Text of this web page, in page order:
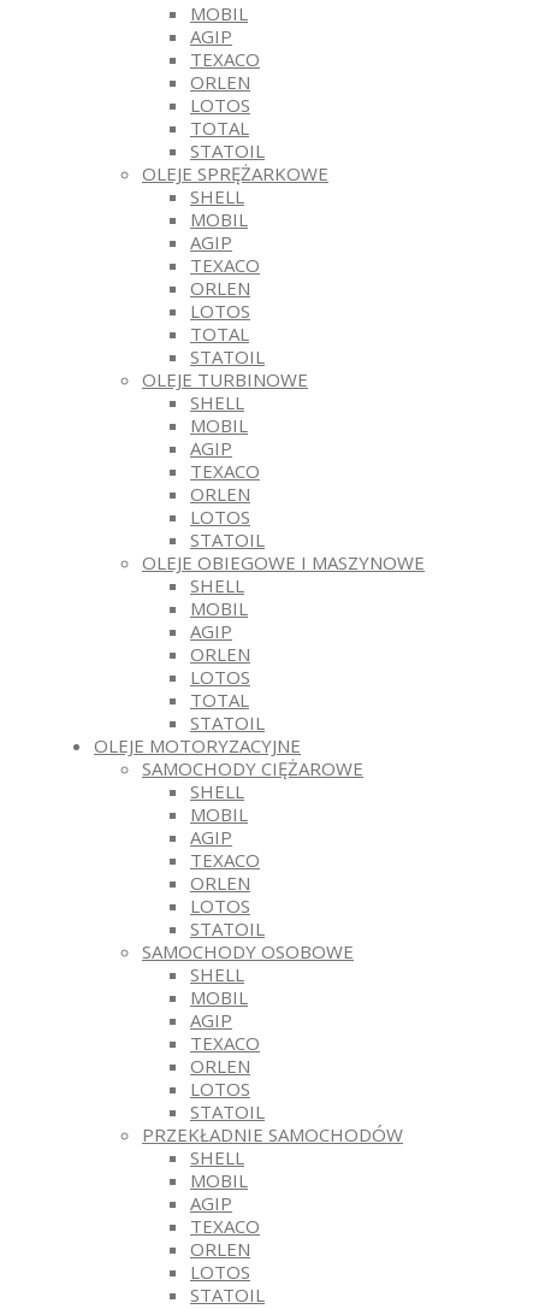
MOBIL
AGIP
TEXACO
ORLEN
LOTOS
TOTAL
STATOIL
OLEJE SPRĘŻARKOWE
SHELL
MOBIL
AGIP
TEXACO
ORLEN
LOTOS
TOTAL
STATOIL
OLEJE TURBINOWE
SHELL
MOBIL
AGIP
TEXACO
ORLEN
LOTOS
STATOIL
OLEJE OBIEGOWE I MASZYNOWE
SHELL
MOBIL
AGIP
ORLEN
LOTOS
TOTAL
STATOIL
OLEJE MOTORYZACYJNE
SAMOCHODY CIĘŻAROWE
SHELL
MOBIL
AGIP
TEXACO
ORLEN
LOTOS
STATOIL
SAMOCHODY OSOBOWE
SHELL
MOBIL
AGIP
TEXACO
ORLEN
LOTOS
STATOIL
PRZEKŁADNIE SAMOCHODÓW
SHELL
MOBIL
AGIP
TEXACO
ORLEN
LOTOS
STATOIL